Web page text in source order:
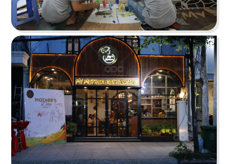
THAI ICON
Thiết kế theo hình thức Foodcourt với một không
gian mang đậm dấu ấn xứ sở chùa Vàng